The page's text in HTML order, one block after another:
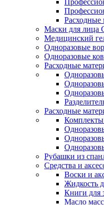
Расходные
Маски для лица
Медицинский
Одноразовые
Одноразовые
Расходные
Расходные
Комплекты
Рубашки из
Средства и
Воски и
Жидкость
Книги для
Масло